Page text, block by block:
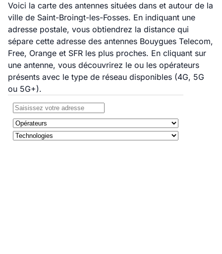
Voici la carte des antennes situées dans et autour de la
ville de Saint-Broingt-les-Fosses. En indiquant une
adresse postale, vous obtiendrez la distance qui
sépare cette adresse des antennes Bouygues Telecom,
Free, Orange et SFR les plus proches. En cliquant sur
une antenne, vous découvrirez le ou les opérateurs
présents avec le type de réseau disponibles (4G, 5G
ou 5G+).